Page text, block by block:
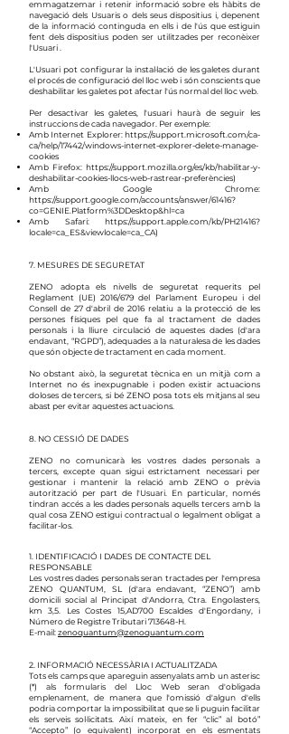
emmagatzemar i retenir informació sobre els hàbits de
navegació dels Usuaris o dels seus dispositius i, depenent
de la informació continguda en ells i de l'ús que estiguin
fent dels dispositius poden ser utilitzades per reconèixer
l'Usuari .
L'Usuari pot configurar la instal·lació de les galetes durant
el procés de configuració del lloc web i són conscients que
deshabilitar les galetes pot afectar l'ús normal del lloc web.
Per desactivar les galetes, l'usuari haurà de seguir les
instruccions de cada navegador. Per exemple:
Amb Internet Explorer:https://support.microsoft.com/ca-
ca/help/17442/windows-internet-explorer-delete-manage-
cookies
Amb Firefox: https://support.mozilla.org/es/kb/habilitar-y-
deshabilitar-cookies-llocs-web-rastrear-preferències)
Amb Google Chrome:
https://support.google.com/accounts/answer/61416?
co=GENIE.Platform%3DDesktop&hl=ca
Amb Safari: https://support.apple.com/kb/PH21416?
locale=ca_ES&viewlocale=ca_CA)
7. MESURES DE SEGURETAT
ZENO adopta els nivells de seguretat requerits pel
Reglament (UE) 2016/679 del Parlament Europeu i del
Consell de 27 d'abril de 2016 relatiu a la protecció de les
persones físiques pel que fa al tractament de dades
personals i la lliure circulació de aquestes dades (d'ara
endavant, “RGPD”), adequades a la naturalesa de les dades
que són objecte de tractament en cada moment.
No obstant això, la seguretat tècnica en un mitjà com a
Internet no és inexpugnable i poden existir actuacions
doloses de tercers, si bé ZENO posa tots els mitjans al seu
abast per evitar aquestes actuacions.
8. NO CESSIÓ DE DADES
ZENO no comunicarà les vostres dades personals a
tercers, excepte quan sigui estrictament necessari per
gestionar i mantenir la relació amb ZENO o prèvia
autorització per part de l'Usuari. En particular, només
tindran accés a les dades personals aquells tercers amb la
qual cosa ZENO estigui contractual o legalment obligat a
facilitar-los.
1. IDENTIFICACIÓ I DADES DE CONTACTE DEL
RESPONSABLE
Les vostres dades personals seran tractades per l'empresa
ZENO QUANTUM, SL (d'ara endavant, “ZENO”) amb
domicili social al Principat d'Andorra, Ctra. Engolasters,
km 3,5. Les Costes 15,AD700 Escaldes d'Engordany, i
Número de Registre Tributari 713648-H.
E-mail:zenoquantum@zenoquantum.com
2. INFORMACIÓ NECESSÀRIA I ACTUALITZADA
Tots els camps que apareguin assenyalats amb un asterisc
(*) als formularis del Lloc Web seran d'obligada
emplenament, de manera que l'omissió d'algun d'ells
podria comportar la impossibilitat que se li puguin facilitar
els serveis sol·licitats. Així mateix, en fer “clic” al botó”
“Accepto” (o equivalent) incorporat en els esmentats